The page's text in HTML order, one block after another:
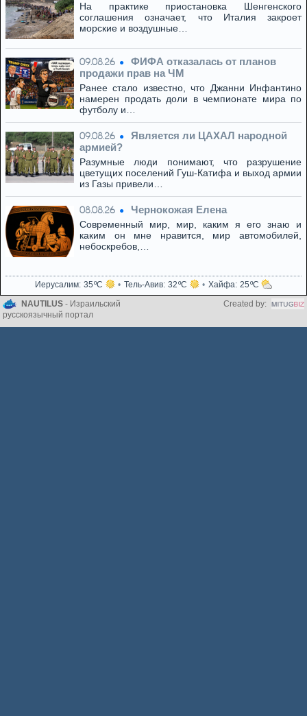
На практике приостановка Шенгенского
соглашения означает, что Италия закроет
морские и воздушные…
09.08.26
ФИФА отказалась от планов
продажи прав на ЧМ
Ранее стало известно, что Джанни Инфантино
намерен продать доли в чемпионате мира по
футболу и…
09.08.26
Является ли ЦАХАЛ народной
армией?
Разумные люди понимают, что разрушение
цветущих поселений Гуш-Катифа и выход армии
из Газы привели…
08.08.26 Чернокожая Елена
Современный мир, мир, каким я его знаю и
каким он мне нравится, мир автомобилей,
небоскребов,…
Иерусалим 35 Тель-Авив 32 Хайфа 25
NAUTILUS - Израильский
русскоязычный портал
Created by: